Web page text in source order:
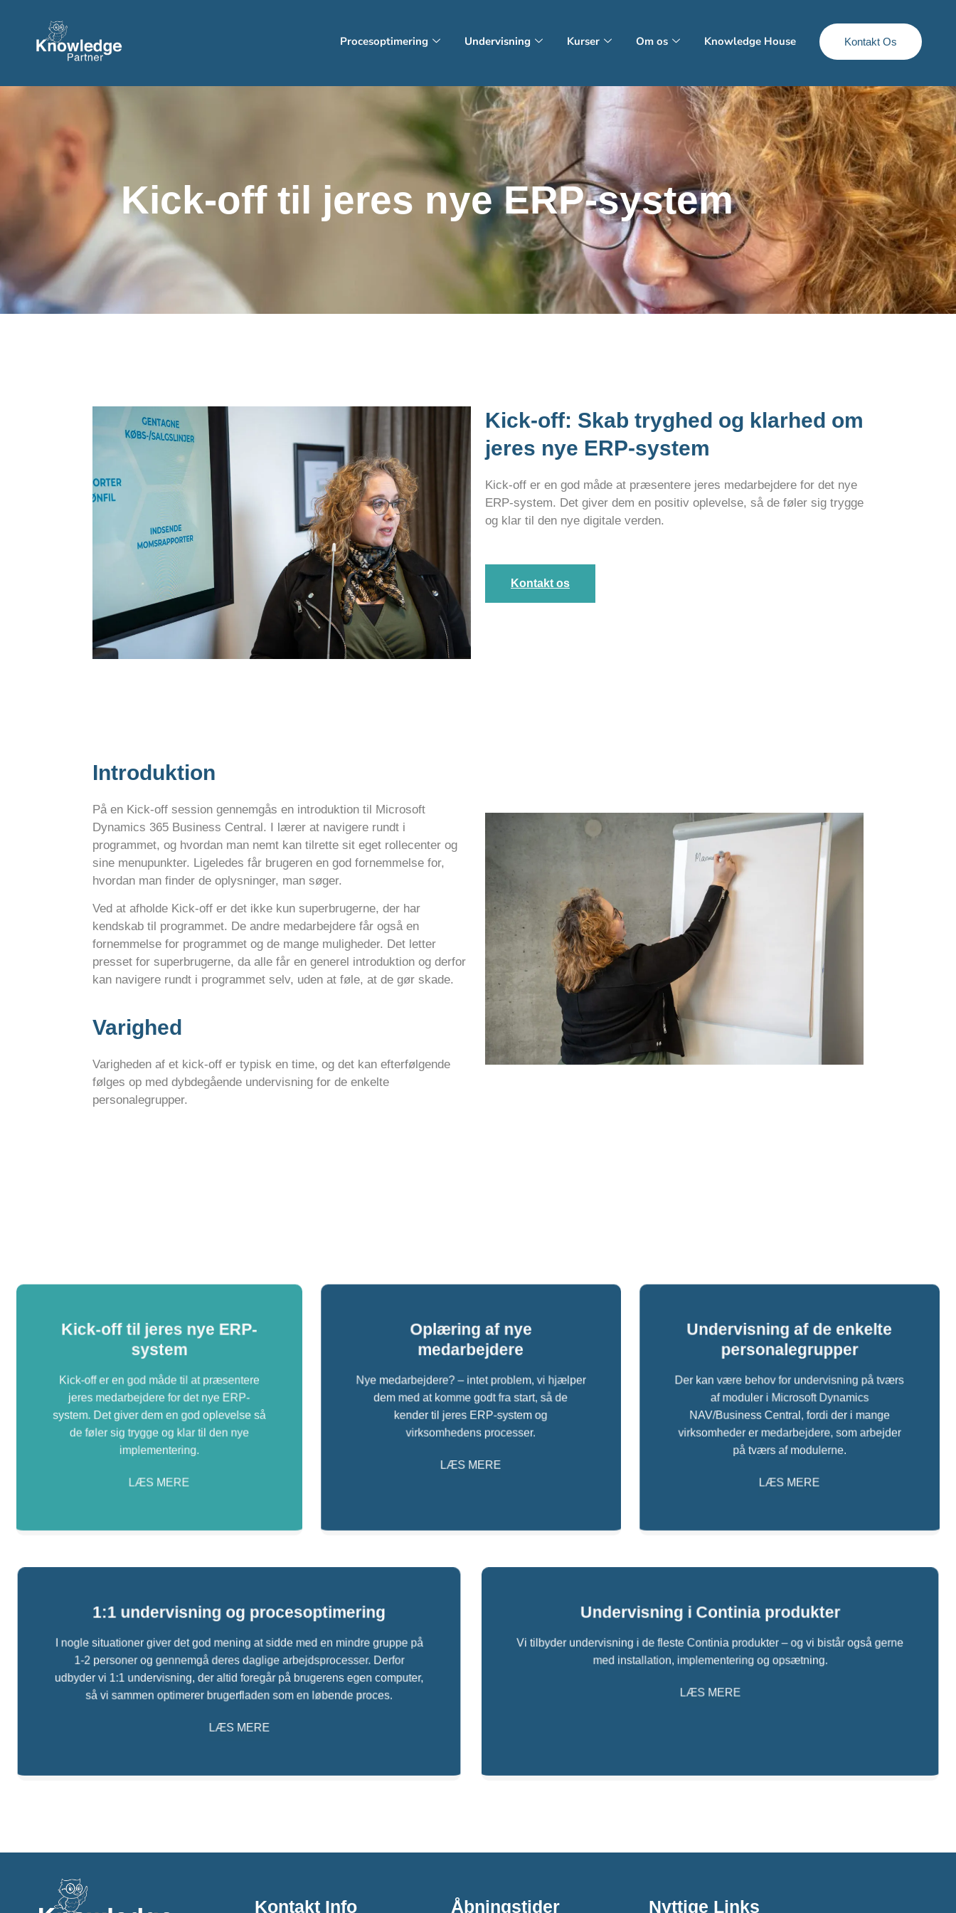
Procesoptimering Undervisning Kurser Om os Knowledge House Kontakt Os
Kick-off til jeres nye ERP-system
Kick-off: Skab tryghed og klarhed om
jeres nye ERP-system
Kick-off er en god måde at præsentere jeres medarbejdere for det nye
ERP-system. Det giver dem en positiv oplevelse, så de føler sig trygge
og klar til den nye digitale verden.
Kontakt os
Introduktion
På en Kick-off session gennemgås en introduktion til Microsoft
Dynamics 365 Business Central. I lærer at navigere rundt i
programmet, og hvordan man nemt kan tilrette sit eget rollecenter og
sine menupunkter. Ligeledes får brugeren en god fornemmelse for,
hvordan man finder de oplysninger, man søger.
Ved at afholde Kick-off er det ikke kun superbrugerne, der har
kendskab til programmet. De andre medarbejdere får også en
fornemmelse for programmet og de mange muligheder. Det letter
presset for superbrugerne, da alle får en generel introduktion og derfor
kan navigere rundt i programmet selv, uden at føle, at de gør skade.
Varighed
Varigheden af et kick-off er typisk en time, og det kan efterfølgende
følges op med dybdegående undervisning for de enkelte
personalegrupper.
Kick-off til jeres nye ERP-
system
Kick-off er en god måde til at præsentere
jeres medarbejdere for det nye ERP-
system. Det giver dem en god oplevelse så
de føler sig trygge og klar til den nye
implementering.
LÆS MERE
Oplæring af nye
medarbejdere
Nye medarbejdere? – intet problem, vi hjælper
dem med at komme godt fra start, så de
kender til jeres ERP-system og
virksomhedens processer.
LÆS MERE
Undervisning af de enkelte
personalegrupper
Der kan være behov for undervisning på tværs
af moduler i Microsoft Dynamics
NAV/Business Central, fordi der i mange
virksomheder er medarbejdere, som arbejder
på tværs af modulerne.
LÆS MERE
1:1 undervisning og procesoptimering
I nogle situationer giver det god mening at sidde med en mindre gruppe på
1-2 personer og gennemgå deres daglige arbejdsprocesser. Derfor
udbyder vi 1:1 undervisning, der altid foregår på brugerens egen computer,
så vi sammen optimerer brugerfladen som en løbende proces.
LÆS MERE
Undervisning i Continia produkter
Vi tilbyder undervisning i de fleste Continia produkter – og vi bistår også gerne
med installation, implementering og opsætning.
LÆS MERE
Kontakt Info Åbningstider Nyttige Links